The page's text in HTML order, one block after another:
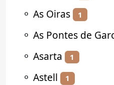
⚬ As Oiras 1
⚬ As Pontes de
⚬ Asarta 1
⚬ Astell 1